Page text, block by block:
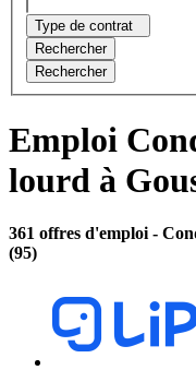
Type de contrat
Rechercher
Rechercher
Emploi
lourd à
361 offres d'emploi -
(95)